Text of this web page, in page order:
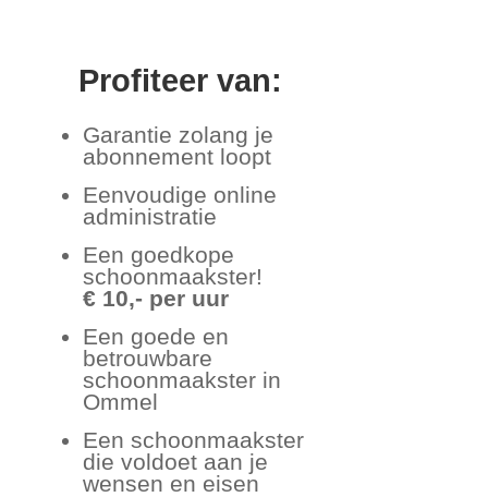
Profiteer van:
Garantie zolang je
abonnement loopt
Eenvoudige online
administratie
Een goedkope
schoonmaakster!
€ 10,- per uur
Een goede en
betrouwbare
schoonmaakster in
Ommel
Een schoonmaakster
die voldoet aan je
wensen en eisen